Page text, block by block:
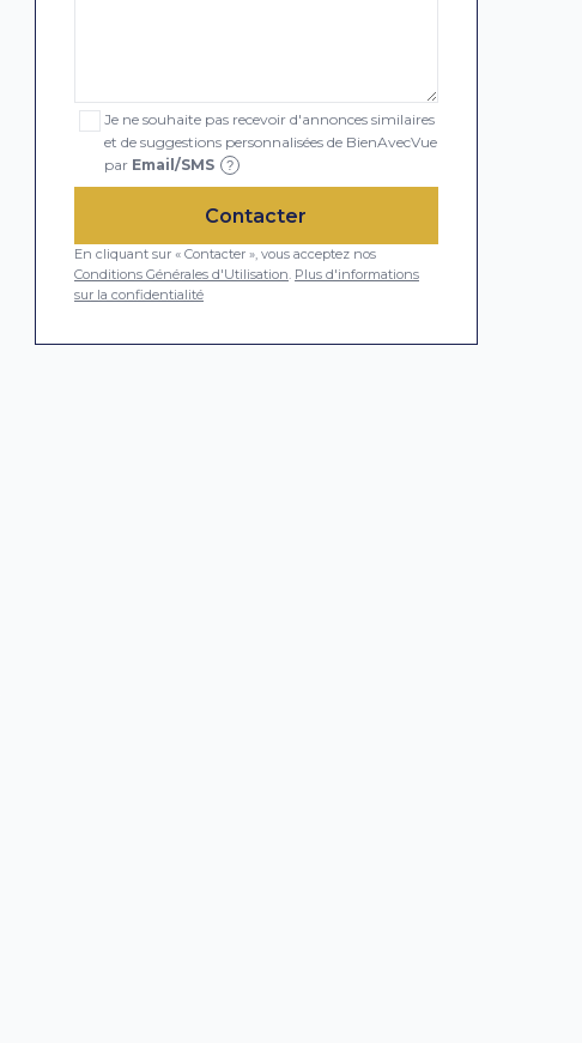
Je ne souhaite pas recevoir d'annonces similaires
et de suggestions personnalisées de BienAvecVue
par Email/SMS ?
Contacter
En cliquant sur « Contacter », vous acceptez nos
Conditions Générales d'Utilisation. Plus d'informations
sur la confidentialité